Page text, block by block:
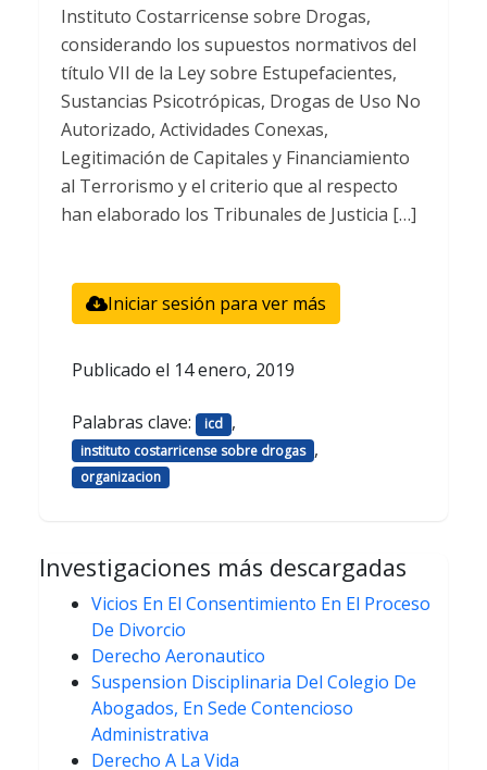
Instituto Costarricense sobre Drogas,
considerando los supuestos normativos del
título VII de la Ley sobre Estupefacientes,
Sustancias Psicotrópicas, Drogas de Uso No
Autorizado, Actividades Conexas,
Legitimación de Capitales y Financiamiento
al Terrorismo y el criterio que al respecto
han elaborado los Tribunales de Justicia […]
Iniciar sesión para ver más
Publicado el 14 enero, 2019
Palabras clave: icd ,
instituto costarricense sobre drogas ,
organizacion
Investigaciones más descargadas
Vicios En El Consentimiento En El Proceso
De Divorcio
Derecho Aeronautico
Suspension Disciplinaria Del Colegio De
Abogados, En Sede Contencioso
Administrativa
Derecho A La Vida